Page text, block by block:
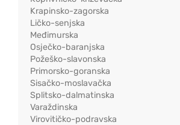
Krapinsko-zagorska
Ličko-senjska
Međimurska
Osječko-baranjska
Požeško-slavonska
Primorsko-goranska
Sisačko-moslavačka
Splitsko-dalmatinska
Varaždinska
Virovitičko-podravska